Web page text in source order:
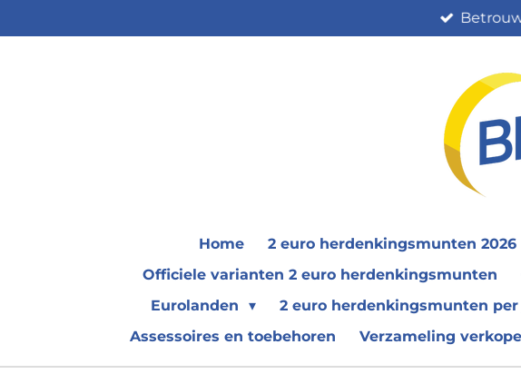
direct
Home 2 euro herdenkingsmunten 2026
Officiele varianten 2 euro herdenkingsmunten
Eurolanden
2 euro herdenkingsmunten
Assessoires en toebehoren
Verzameling